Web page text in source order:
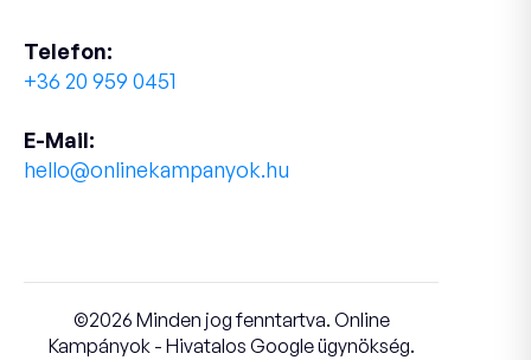
Telefon:
+36 20 959 0451
E-Mail:
hello@onlinekampanyok.hu
©2026 Minden jog fenntartva. Online
Kampányok - Hivatalos Google ügynökség.